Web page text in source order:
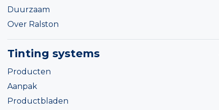
Duurzaam
Over Ralston
Tinting systems
Producten
Aanpak
Productbladen